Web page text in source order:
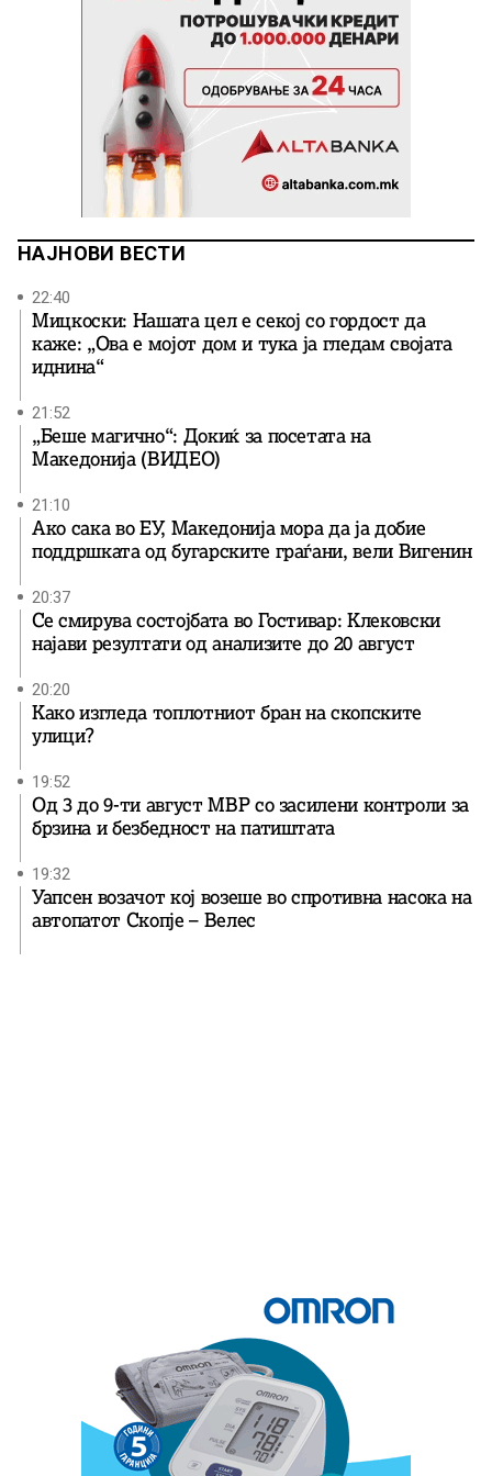
НАЈНОВИ ВЕСТИ
22:40
Мицкоски: Нашата цел е секој со гордост да
каже: „Ова е мојот дом и тука ја гледам својата
иднина“
21:52
„Беше магично“: Докиќ за посетата на
Македонија (ВИДЕО)
21:10
Ако сака во ЕУ, Македонија мора да ја добие
поддршката од бугарските граѓани, вели Вигенин
20:37
Се смирува состојбата во Гостивар: Клековски
најави резултати од анализите до 20 август
20:20
Како изгледа топлотниот бран на скопските
улици?
19:52
Од 3 до 9-ти август МВР со засилени контроли за
брзина и безбедност на патиштата
19:32
Уапсен возачот кој возеше во спротивна насока на
автопатот Скопје – Велес